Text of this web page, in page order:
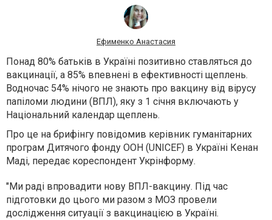
Ефименко Анастасия
Понад 80% батьків в Україні позитивно ставляться до
вакцинації, а 85% впевнені в ефективності щеплень.
Водночас 54% нічого не знають про вакцину від вірусу
папіломи людини (ВПЛ), яку з 1 січня включають у
Національний календар щеплень.
Про це на брифінгу повідомив керівник гуманітарних
програм Дитячого фонду ООН (UNICEF) в Україні Кенан
Маді, передає кореспондент Укрінформу.
"Ми раді впровадити нову ВПЛ-вакцину. Під час
підготовки до цього ми разом з МОЗ провели
дослідження ситуації з вакцинацією в Україні.